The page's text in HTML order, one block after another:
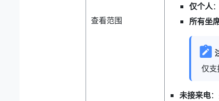
查看范围
仅个人
所有坐
仅
未接来电